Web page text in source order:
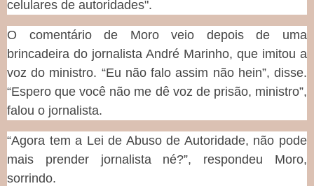
celulares de autoridades".
O comentário de Moro veio depois de uma
brincadeira do jornalista André Marinho, que imitou a
voz do ministro. “Eu não falo assim não hein”, disse.
“Espero que você não me dê voz de prisão, ministro”,
falou o jornalista.
“Agora tem a Lei de Abuso de Autoridade, não pode
mais prender jornalista né?”, respondeu Moro,
sorrindo.